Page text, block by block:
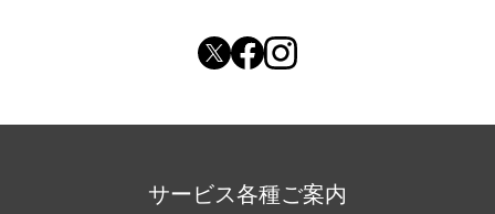
サービス各種ご案内